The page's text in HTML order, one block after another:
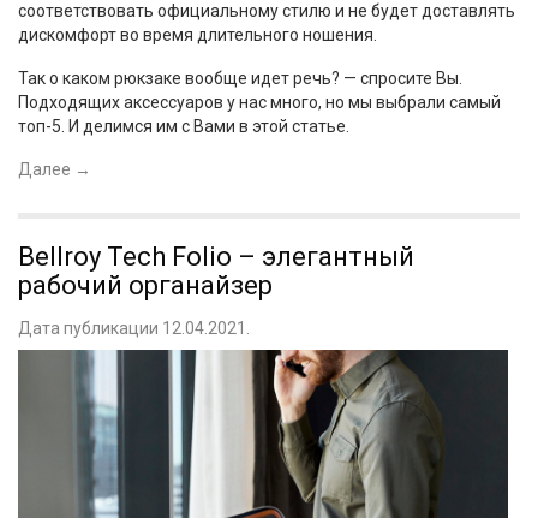
соответствовать официальному стилю и не будет доставлять
дискомфорт во время длительного ношения.
Так о каком рюкзаке вообще идет речь? — спросите Вы.
Подходящих аксессуаров у нас много, но мы выбрали самый
топ-5. И делимся им с Вами в этой статье.
Далее →
Bellroy Tech Folio – элегантный
рабочий органайзер
Дата публикации 12.04.2021.